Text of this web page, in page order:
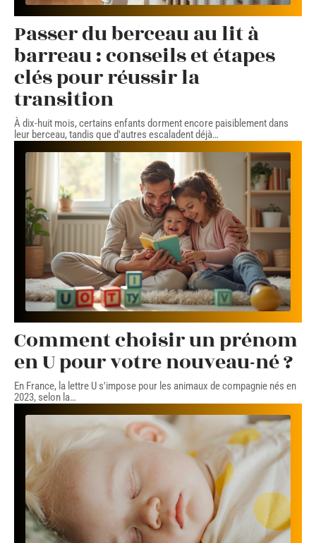
Passer du berceau au lit à
barreau : conseils et étapes
clés pour réussir la
transition
À dix-huit mois, certains enfants dorment encore paisiblement dans
leur berceau, tandis que d'autres escaladent déjà…
Comment choisir un prénom
en U pour votre nouveau-né ?
En France, la lettre U s'impose pour les animaux de compagnie nés en
2023, selon la…